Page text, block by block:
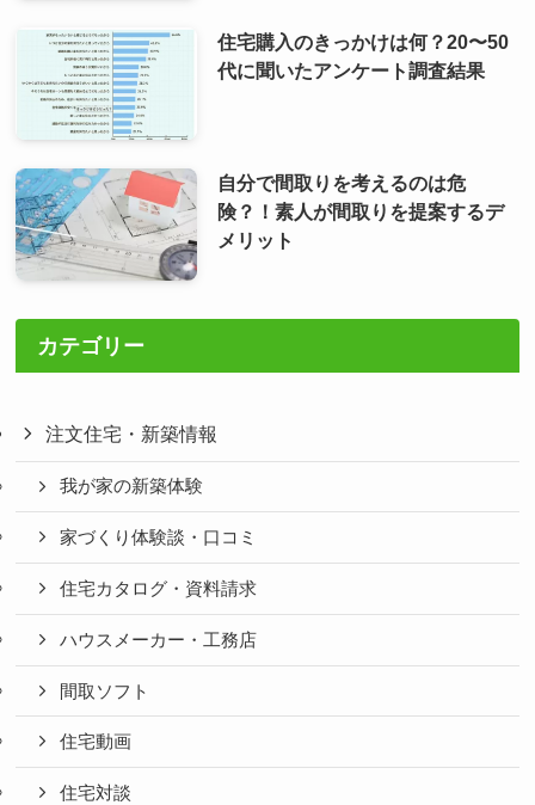
住宅購入のきっかけは何？20〜50
代に聞いたアンケート調査結果
自分で間取りを考えるのは危
険？！素人が間取りを提案するデ
メリット
カテゴリー
注文住宅・新築情報
我が家の新築体験
家づくり体験談・口コミ
住宅カタログ・資料請求
ハウスメーカー・工務店
間取ソフト
住宅動画
住宅対談